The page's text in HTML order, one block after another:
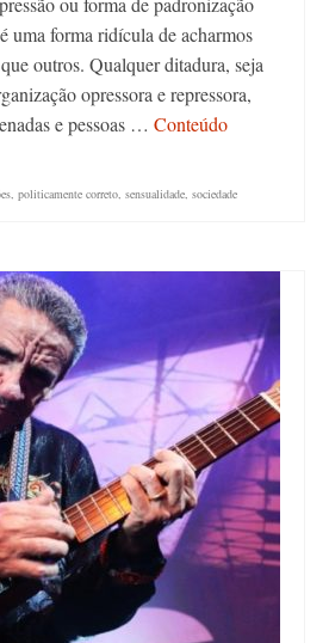
uma forma ridícula de acharmos
outros. Qualquer ditadura, seja
opressora e repressora,
e pessoas … Conteúdo
, politicamente correto, sensualidade, sociedade